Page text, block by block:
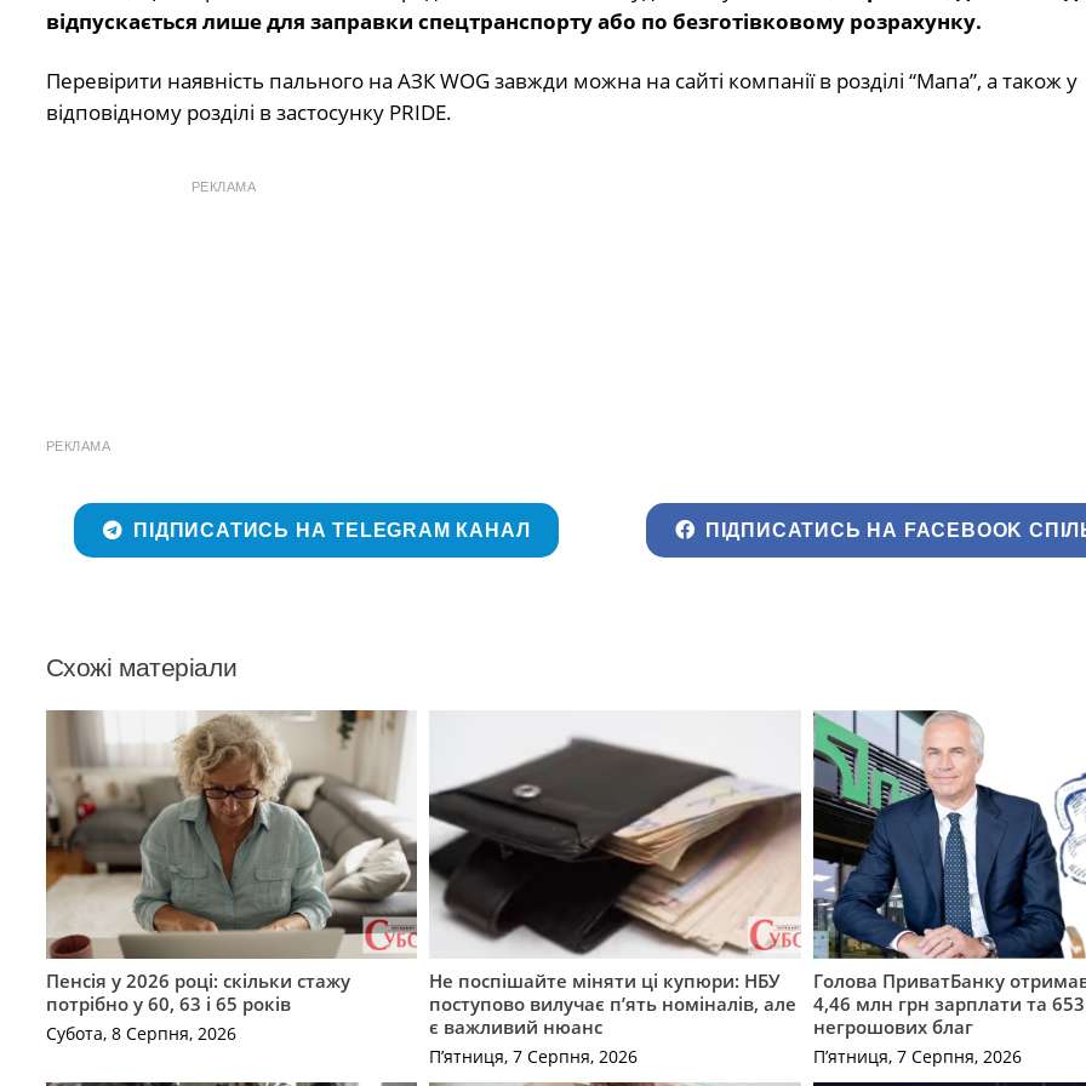
відпускається лише для заправки спецтранспорту або по безготівковому розрахунку.
Перевірити наявність пального на АЗК WOG завжди можна на сайті компанії в розділі “Мапа”, а також у
відповідному розділі в застосунку PRIDE.
РЕКЛАМА
РЕКЛАМА
ПІДПИСАТИСЬ НА TELEGRAM КАНАЛ ПІДПИСАТИСЬ НА FACEBOOK
Схожі матеріали
Пенсія у 2026 році: скільки стажу
потрібно у 60, 63 і 65 років
Субота, 8 Серпня, 2026
Не поспішайте міняти ці купюри: НБУ
поступово вилучає п’ять номіналів, але
є важливий нюанс
П’ятниця, 7 Серпня, 2026
Голова ПриватБанку
4,46 млн грн зарплати та 653
негрошових благ
П’ятниця, 7 Серпня, 2026